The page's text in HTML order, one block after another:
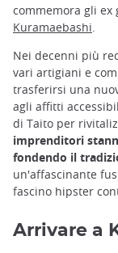
commemora gli ex
Kuramaebashi.
Nei decenni più
vari artigiani e
trasferirsi una
agli affitti
di Taito per
imprenditori
fondendo il
un'affascinante
fascino hipster
Arrivare a